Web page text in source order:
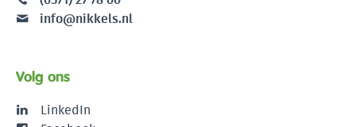
info@nikkels.nl
Volg ons
LinkedIn